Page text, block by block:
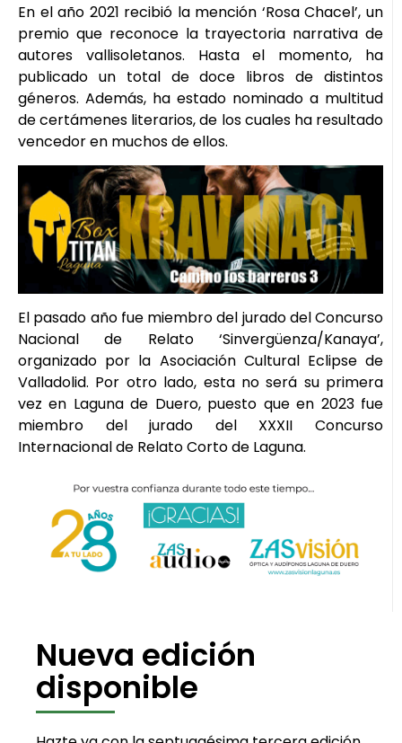
En el año 2021 recibió la mención ‘Rosa Chacel’, un
premio que reconoce la trayectoria narrativa de
autores vallisoletanos. Hasta el momento, ha
publicado un total de doce libros de distintos
géneros. Además, ha estado nominado a multitud
de certámenes literarios, de los cuales ha resultado
vencedor en muchos de ellos.
El pasado año fue miembro del jurado del Concurso
Nacional de Relato ‘Sinvergüenza/Kanaya’,
organizado por la Asociación Cultural Eclipse de
Valladolid. Por otro lado, esta no será su primera
vez en Laguna de Duero, puesto que en 2023 fue
miembro del jurado del XXXII Concurso
Internacional de Relato Corto de Laguna.
Nueva edición
disponible